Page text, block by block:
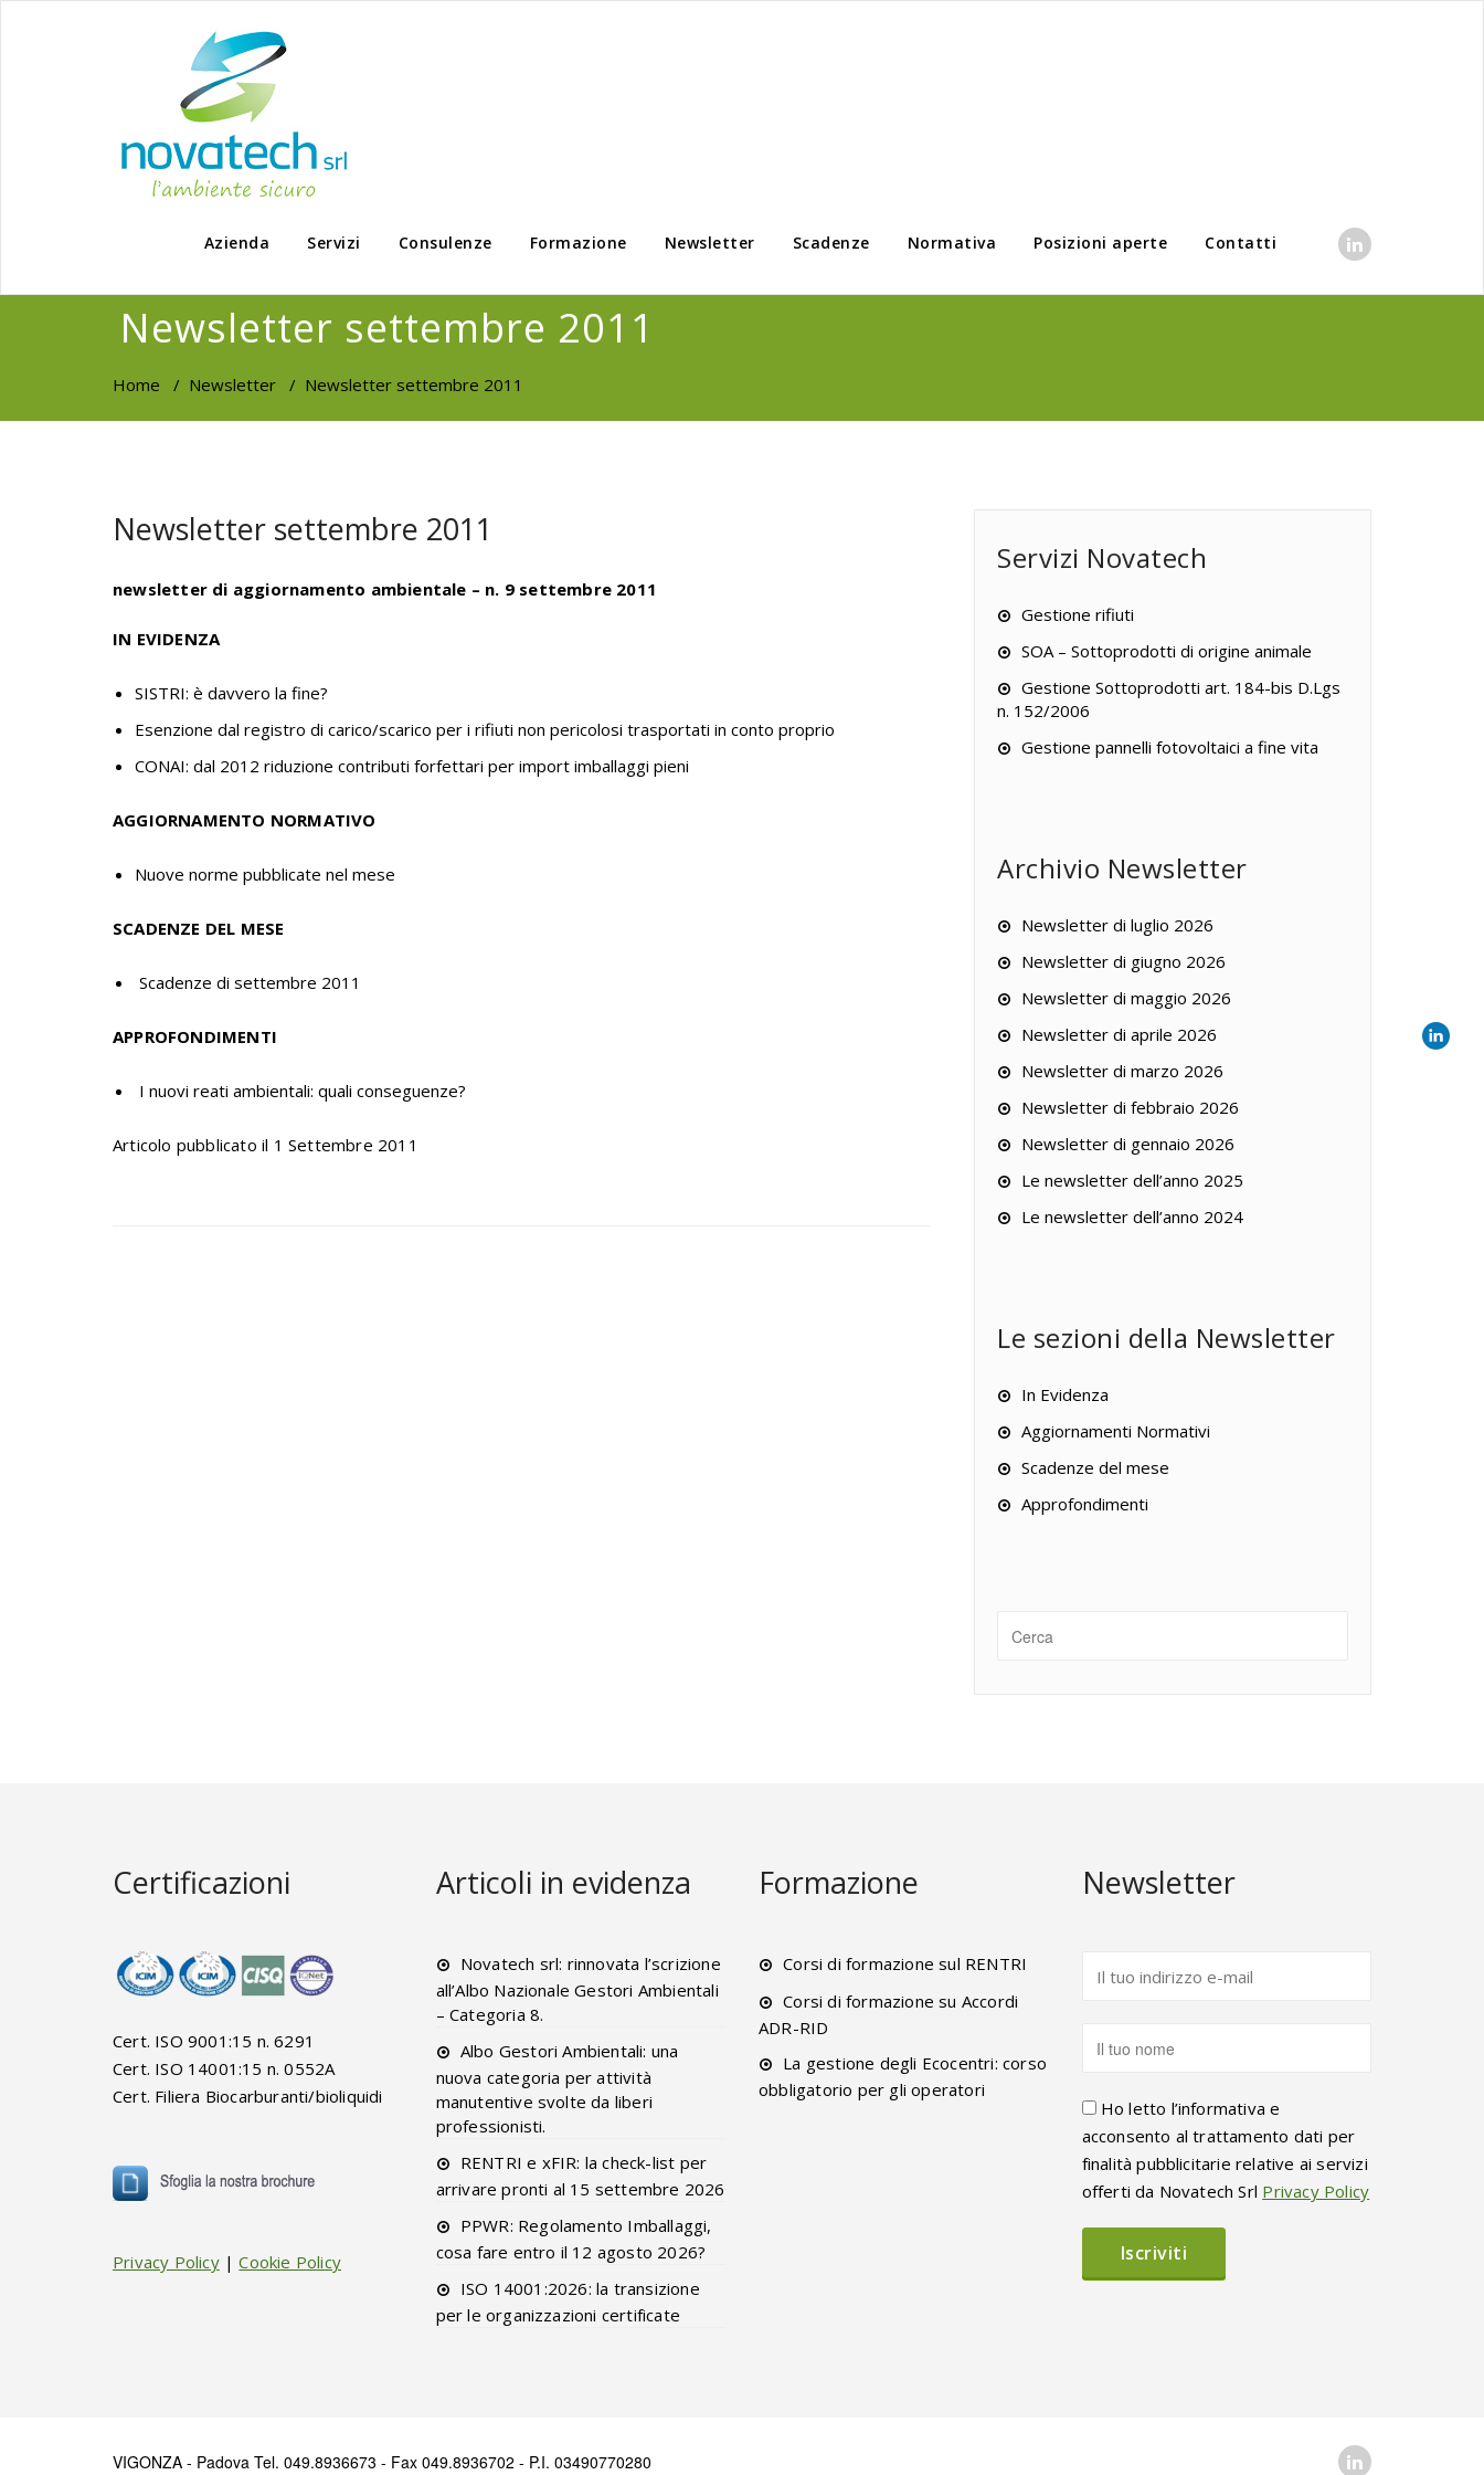
Azienda Servizi Consulenze Formazione Newsletter Scadenze Normativa Posizioni aperte Contatti
Newsletter settembre 2011
Home / Newsletter / Newsletter settembre 2011
Newsletter settembre 2011
newsletter di aggiornamento ambientale – n. 9 settembre 2011
IN EVIDENZA
SISTRI: è davvero la fine?
Esenzione dal registro di carico/scarico per i rifiuti non pericolosi trasportati in conto proprio
CONAI: dal 2012 riduzione contributi forfettari per import imballaggi pieni
AGGIORNAMENTO NORMATIVO
Nuove norme pubblicate nel mese
SCADENZE DEL MESE
Scadenze di settembre 2011
APPROFONDIMENTI
I nuovi reati ambientali: quali conseguenze?
Articolo pubblicato il 1 Settembre 2011
Servizi Novatech
Gestione rifiuti
SOA – Sottoprodotti di origine animale
Gestione Sottoprodotti art. 184-bis D.Lgs
n. 152/2006
Gestione pannelli fotovoltaici a fine vita
Archivio Newsletter
Newsletter di luglio 2026
Newsletter di giugno 2026
Newsletter di maggio 2026
Newsletter di aprile 2026
Newsletter di marzo 2026
Newsletter di febbraio 2026
Newsletter di gennaio 2026
Le newsletter dell’anno 2025
Le newsletter dell’anno 2024
Le sezioni della Newsletter
In Evidenza
Aggiornamenti Normativi
Scadenze del mese
Approfondimenti
Certificazioni
Cert. ISO 9001:15 n. 6291
Cert. ISO 14001:15 n. 0552A
Cert. Filiera Biocarburanti/bioliquidi
Privacy Policy|Cookie Policy
Articoli in evidenza
Novatech srl: rinnovata l’scrizione
all’Albo Nazionale Gestori Ambientali
– Categoria 8.
Albo Gestori Ambientali: una
nuova categoria per attività
manutentive svolte da liberi
professionisti.
RENTRI e xFIR: la check-list per
arrivare pronti al 15 settembre 2026
PPWR: Regolamento Imballaggi,
cosa fare entro il 12 agosto 2026?
ISO 14001:2026: la transizione
per le organizzazioni certificate
Formazione
Corsi di formazione sul RENTRI
Corsi di formazione su Accordi
ADR-RID
La gestione degli Ecocentri: corso
obbligatorio per gli operatori
Newsletter
Ho letto l’informativa e
acconsento al trattamento dati per
finalità pubblicitarie relative ai servizi
offerti da Novatech Srl Privacy Policy
VIGONZA - Padova Tel. 049.8936673 - Fax 049.8936702 - P.I. 03490770280